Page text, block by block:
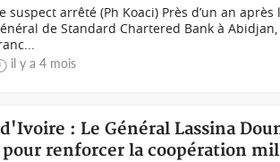
suspect arrêté (Ph Koaci) Près d’un an
de Standard Chartered Bank à
il y a 4 mois
: Le Général Lassina
renforcer la coopération